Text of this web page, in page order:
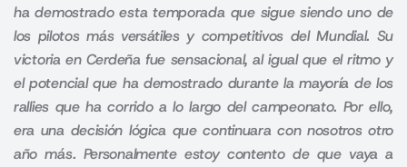
ha demostrado esta temporada que sigue siendo uno de
los pilotos más versátiles y competitivos del Mundial. Su
victoria en Cerdeña fue sensacional, al igual que el ritmo y
el potencial que ha demostrado durante la mayoría de los
rallies que ha corrido a lo largo del campeonato. Por ello,
era una decisión lógica que continuara con nosotros otro
año más. Personalmente estoy contento de que vaya a